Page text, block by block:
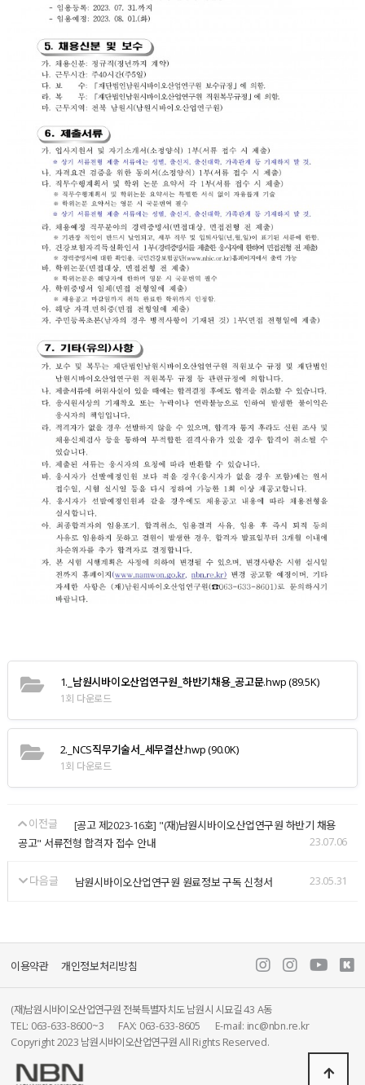
1._남원시바이오산업연구원_하반기채용_공고문.hwp(89.5K)
1회 다운로드
2._NCS직무기술서_세무결산.hwp(90.0K)
1회 다운로드
이전글
[공고 제2023-16호] "(재)남원시바이오산업연구원 하반기 채용
공고" 서류전형 합격자 접수 안내
23.07.06
다음글 남원시바이오산업연구원 원료정보 구독 신청서 23.05.31
이용약관 개인정보처리방침
(재)남원시바이오산업연구원 전북특별자치도 남원시 시묘길 43 A동
TEL: 063-633-8600~3
FAX: 063-633-8605
E-mail: inc@nbn.re.kr
Copyright 2023 남원시바이오산업연구원 All Rights Reserved.